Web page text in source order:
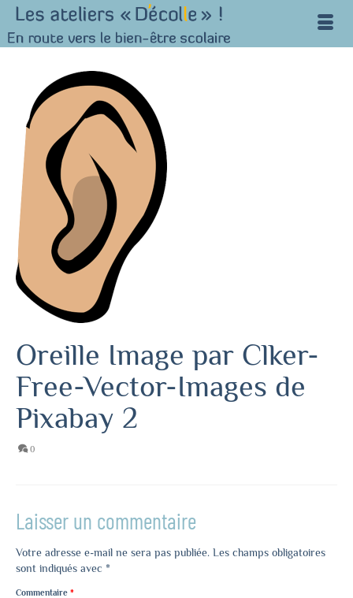
Oreille Image par Clker-
Free-Vector-Images de
Pixabay 2
0
Laisser un commentaire
Votre adresse e-mail ne sera pas publiée. Les champs obligatoires
sont indiqués avec *
Commentaire *